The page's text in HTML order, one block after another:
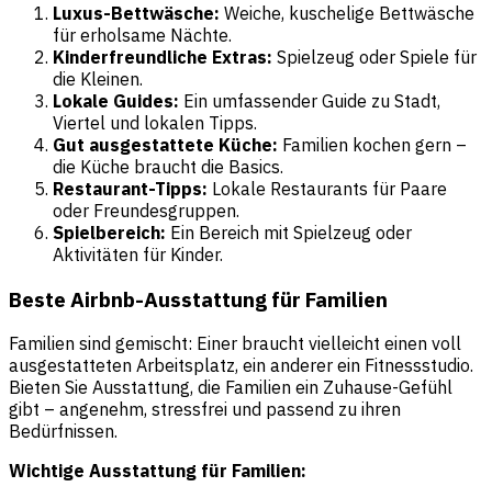
Luxus-Bettwäsche: Weiche, kuschelige Bettwäsche
für erholsame Nächte.
Kinderfreundliche Extras: Spielzeug oder Spiele für
die Kleinen.
Lokale Guides: Ein umfassender Guide zu Stadt,
Viertel und lokalen Tipps.
Gut ausgestattete Küche: Familien kochen gern –
die Küche braucht die Basics.
Restaurant-Tipps: Lokale Restaurants für Paare
oder Freundesgruppen.
Spielbereich: Ein Bereich mit Spielzeug oder
Aktivitäten für Kinder.
Beste Airbnb-Ausstattung für Familien
Familien sind gemischt: Einer braucht vielleicht einen voll
ausgestatteten Arbeitsplatz, ein anderer ein Fitnessstudio.
Bieten Sie Ausstattung, die Familien ein Zuhause-Gefühl
gibt – angenehm, stressfrei und passend zu ihren
Bedürfnissen.
Wichtige Ausstattung für Familien: